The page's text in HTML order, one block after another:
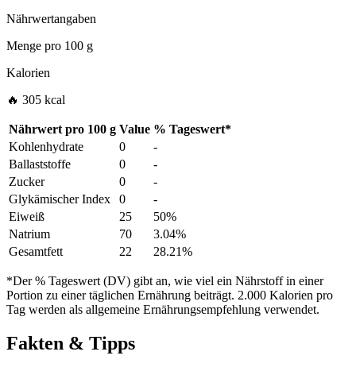
Nährwertangaben
Menge pro 100 g
Kalorien
🔥 305 kcal
Nährwert pro 100 g Value % Tageswert*
Kohlenhydrate
0
-
Ballaststoffe
0
-
Zucker
0
-
Glykämischer Index
0
-
Eiweiß
25
50%
Natrium
70
3.04%
Gesamtfett
22 28.21%
*Der % Tageswert (DV) gibt an, wie viel ein Nährstoff in einer
Portion zu einer täglichen Ernährung beiträgt. 2.000 Kalorien pro
Tag werden als allgemeine Ernährungsempfehlung verwendet.
Fakten & Tipps